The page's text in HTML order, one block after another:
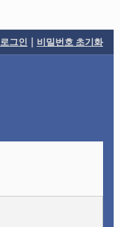
로그인 | 비밀번호 초기화